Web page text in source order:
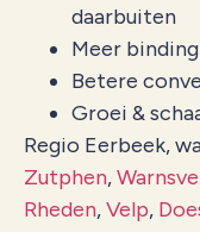
daarbuiten
Meer
Betere
Groei &
Regio Eerbeek,
Zutphen,
Rheden,Velp,